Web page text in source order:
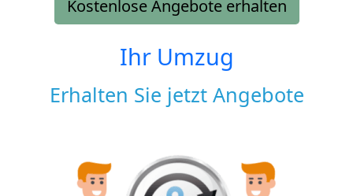
Kostenlose Angebote erhalten
Ihr Umzug
Erhalten Sie jetzt Angebote